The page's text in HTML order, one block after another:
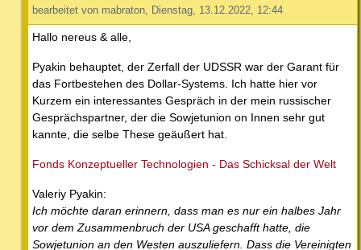
bearbeitet von mabraton, Dienstag, 13.12.2022, 12:44
Hallo nereus & alle,
Pyakin behauptet, der Zerfall der UDSSR war der Garant für
das Fortbestehen des Dollar-Systems. Ich hatte hier vor
Kurzem ein interessantes Gespräch in der mein russischer
Gesprächspartner, der die Sowjetunion on Innen sehr gut
kannte, die selbe These geäußert hat.
Fonds Konzeptueller Technologien - Das Schicksal der Welt
Valeriy Pyakin:
Ich möchte daran erinnern, dass man es nur ein halbes Jahr
vor dem Zusammenbruch der USA geschafft hatte, die
Sowjetunion an den Westen auszuliefern. Dass die Vereinigten